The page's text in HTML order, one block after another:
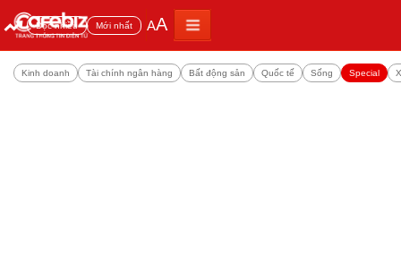
Đọc nhiều Mới nhất AA
Kinh doanh Tài chính ngân hàng Bất động sản Quốc tế Sống Special